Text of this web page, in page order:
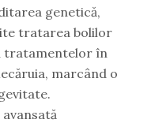
genetică,
tratarea bolilor
tratamentelor în
marcând o